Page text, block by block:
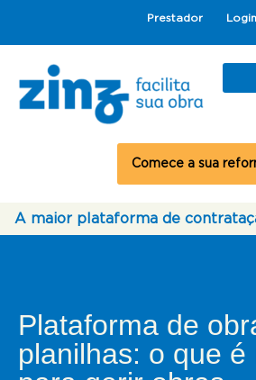
Prestador Login
Comece a sua
A maior plataforma de
Plataforma de
planilhas: o que é